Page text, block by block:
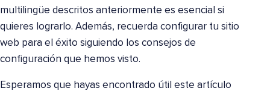
multilingüe descritos anteriormente es esencial si
quieres lograrlo. Además, recuerda configurar tu sitio
web para el éxito siguiendo los consejos de
configuración que hemos visto.
Esperamos que hayas encontrado útil este artículo